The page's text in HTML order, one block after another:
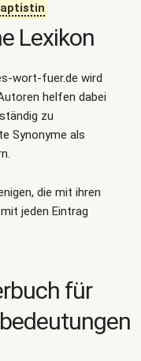
Lexikon
wort-fuer.de wird
helfen dabei
ständig zu
Synonyme als
die mit ihren
jeden Eintrag
für